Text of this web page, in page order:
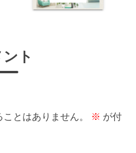
ト
とはありません。 ※ が付